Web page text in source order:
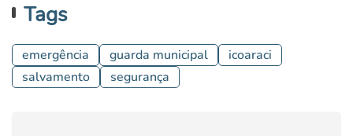
Tags
emergência guarda municipal
icoaraci
salvamento
segurança